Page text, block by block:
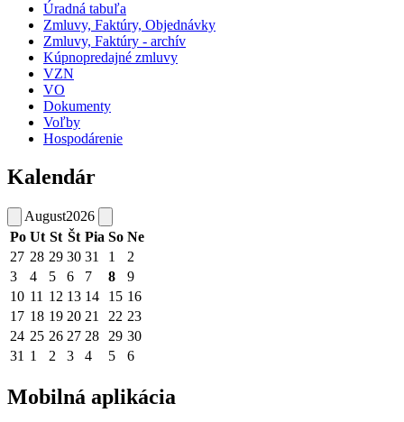
Úradná tabuľa
Zmluvy, Faktúry, Objednávky
Zmluvy, Faktúry - archív
Kúpnopredajné zmluvy
VZN
VO
Dokumenty
Voľby
Hospodárenie
Kalendár
August2026
Po Ut St Št Pia So Ne
27 28 29 30 31 1
2
3
4 5 6 7 8
9
10 11 12 13 14 15 16
17 18 19 20 21 22 23
24 25 26 27 28 29 30
31 1 2 3 4 5 6
Mobilná aplikácia